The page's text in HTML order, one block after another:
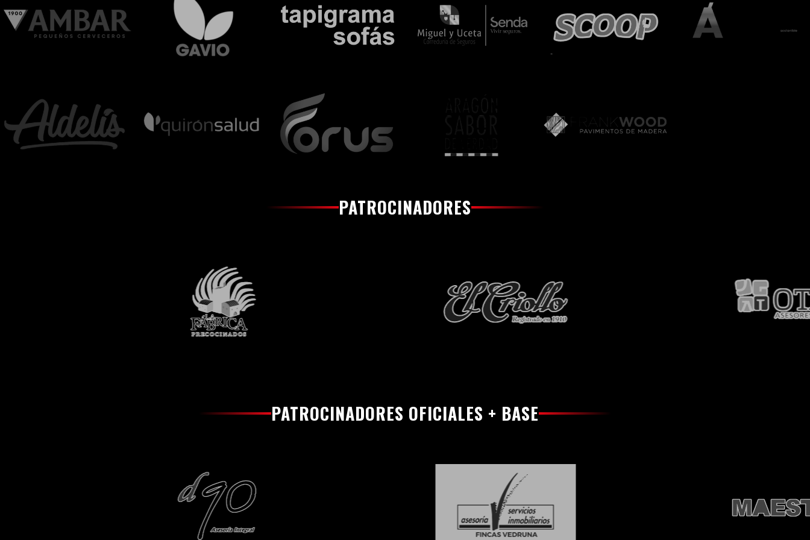
PATROCINADORES
PATROCINADORES OFICIALES + BASE